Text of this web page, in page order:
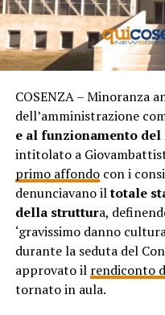
COSENZA – Minoranza
dell’amministrazione
e al funzionamento
intitolato a
primo affondocon i
denunciavano iltotale
della struttura,
‘gravissimo danno
durante la seduta del
approvato il rendiconto
tornato in aula.